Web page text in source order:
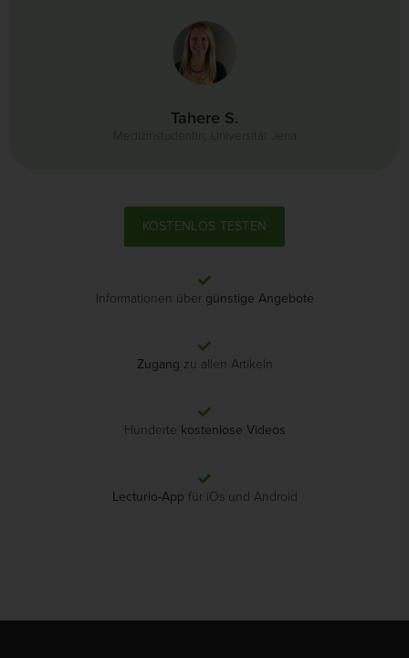
Tahere S.
KOSTENLOS TESTEN
Informationen über günstige Angebote
Zugang zu allen Artikeln
Hunderte kostenlose Videos
Lecturio-App für iOs und Android